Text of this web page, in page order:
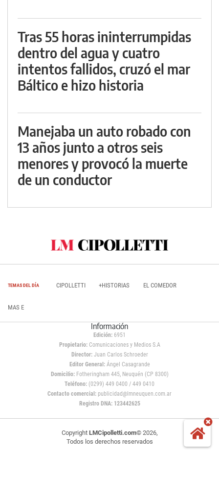
Tras 55 horas ininterrumpidas
dentro del agua y cuatro
intentos fallidos, cruzó el mar
Báltico e hizo historia
Manejaba un auto robado con
13 años junto a otros seis
menores y provocó la muerte
de un conductor
TEMAS DEL DÍA CIPOLLETTI +HISTORIAS EL COMEDOR
MAS E
Información
Edición: 6951
Propietario:Comunicaciones y Medios S.A
Director: Juan Carlos Schroeder
Editor General:Ángel Casagrande
Domicilio:Fotheringham 445, Neuquén (CP 8300)
Teléfono: (0299) 449 0400 / 449 0410
Contacto comercial: publicidad@lmneuquen.com.ar
Registro DNA: 123442625
Copyright LMCipolletti.com© 2026,
Todos los derechos reservados